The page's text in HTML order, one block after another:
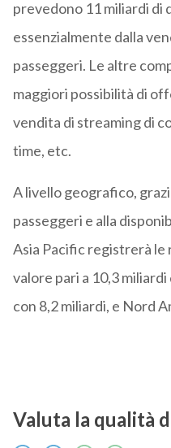
prevedono 11 miliardi di
essenzialmente dalla
passeggeri. Le altre
maggiori possibilità di
vendita di streaming di
time, etc.
A livello geografico,
passeggeri e alla
Asia Pacific registrerà le
valore pari a 10,3
con 8,2 miliardi, e Nord
Valuta la qualità